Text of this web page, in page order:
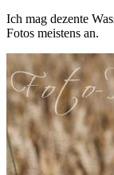
Ich mag dezente
Fotos meistens an.